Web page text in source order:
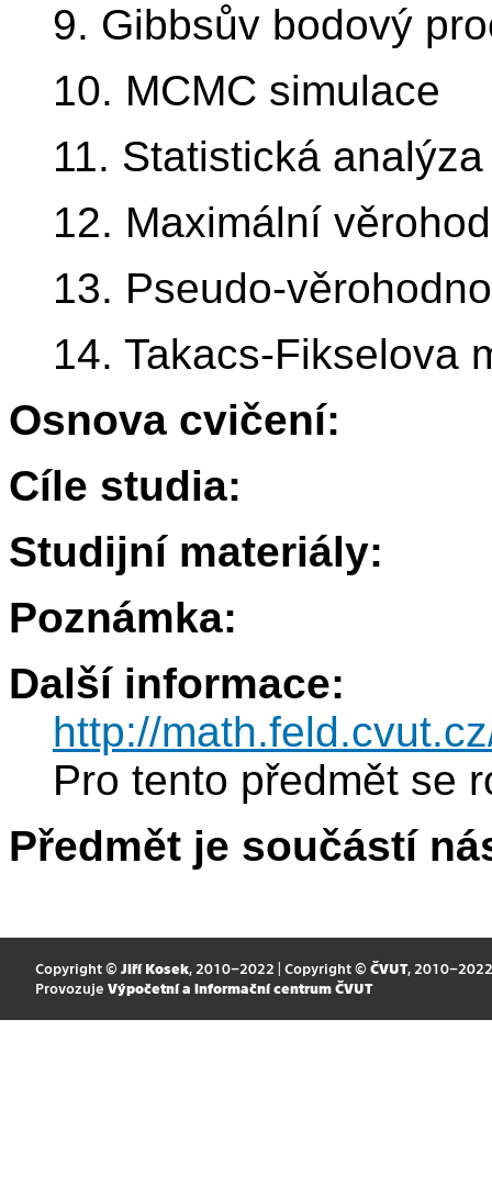
9. Gibbsův bodový
10. MCMC simulace
11. Statistická
12. Maximální
13. Pseudo-
14. Takacs-Fikselova
Osnova cvičení:
Cíle studia:
Studijní materiály:
Poznámka:
Další informace:
http://
Pro tento předmět se
Předmět je součástí
Copyright © Jiří Kosek, 2010–2022 | Copyright © ČVUT, 2010–2022
Provozuje Výpočetní a informační centrum ČVUT